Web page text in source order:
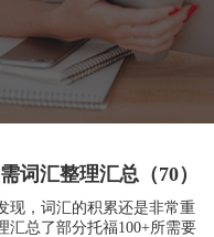
词汇整理汇总（70）
现，词汇的积累还是非常重
汇总了部分托福100+所需要